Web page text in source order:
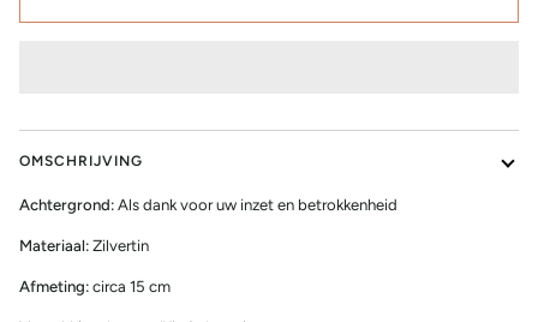
OMSCHRIJVING
Achtergrond: Als dank voor uw inzet en betrokkenheid
Materiaal: Zilvertin
Afmeting: circa 15 cm